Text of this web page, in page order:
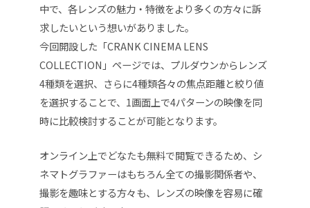
中で、各レンズの魅⼒・特徴をより多くの⽅々に訴
求したいという想いがありました。
今回開設した「CRANK CINEMA LENS
COLLECTION」ページでは、プルダウンからレンズ
4種類を選択、さらに4種類各々の焦点距離と絞り値
を選択することで、1画⾯上で4パターンの映像を同
時に⽐較検討することが可能となります。
オンライン上でどなたも無料で閲覧できるため、シ
ネマトグラファーはもちろん全ての撮影関係者や、
撮影を趣味とする⽅々も、レンズの映像を容易に確